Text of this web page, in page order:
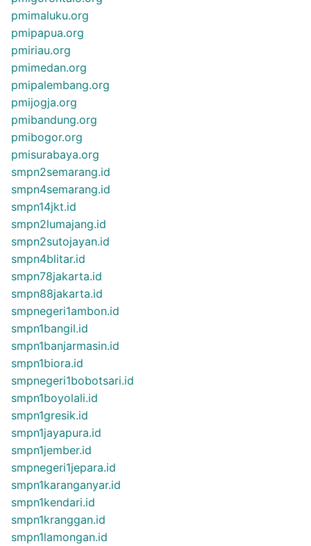
pmimaluku.org
pmipapua.org
pmiriau.org
pmimedan.org
pmipalembang.org
pmijogja.org
pmibandung.org
pmibogor.org
pmisurabaya.org
smpn2semarang.id
smpn4semarang.id
smpn14jkt.id
smpn2lumajang.id
smpn2sutojayan.id
smpn4blitar.id
smpn78jakarta.id
smpn88jakarta.id
smpnegeri1ambon.id
smpn1bangil.id
smpn1banjarmasin.id
smpn1biora.id
smpnegeri1bobotsari.id
smpn1boyolali.id
smpn1gresik.id
smpn1jayapura.id
smpn1jember.id
smpnegeri1jepara.id
smpn1karanganyar.id
smpn1kendari.id
smpn1kranggan.id
smpn1lamongan.id